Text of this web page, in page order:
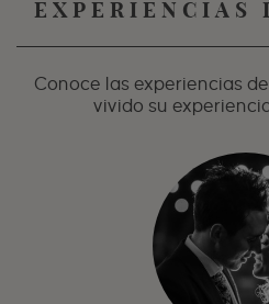
EXPERIENCIAS
Conoce las experiencias
vivido su